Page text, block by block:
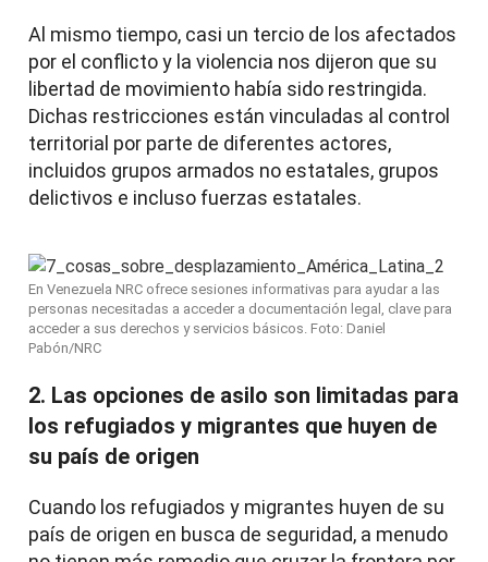
Al mismo tiempo, casi un tercio de los afectados
por el conflicto y la violencia nos dijeron que su
libertad de movimiento había sido restringida.
Dichas restricciones están vinculadas al control
territorial por parte de diferentes actores,
incluidos grupos armados no estatales, grupos
delictivos e incluso fuerzas estatales.
En Venezuela NRC ofrece sesiones informativas para ayudar a las
personas necesitadas a acceder a documentación legal, clave para
acceder a sus derechos y servicios básicos. Foto: Daniel
Pabón/NRC
2. Las opciones de asilo son limitadas para
los refugiados y migrantes que huyen de
su país de origen
Cuando los refugiados y migrantes huyen de su
país de origen en busca de seguridad, a menudo